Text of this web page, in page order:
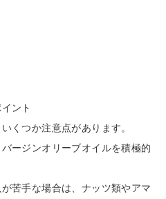
ント
くつか注意点があります。
ージンオリーブオイルを積極的
苦手な場合は、ナッツ類やアマ